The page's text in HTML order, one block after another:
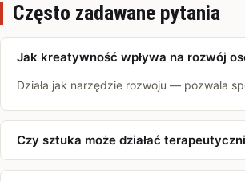
Często zadawane pytania
Jak kreatywność wpływa na rozwój
Działa jak narzędzie rozwoju — pozwala
Czy sztuka może działać